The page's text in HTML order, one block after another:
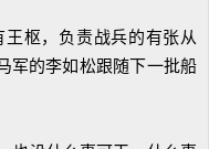
枢，负责战兵的有张从
军的李如松跟随下一批船